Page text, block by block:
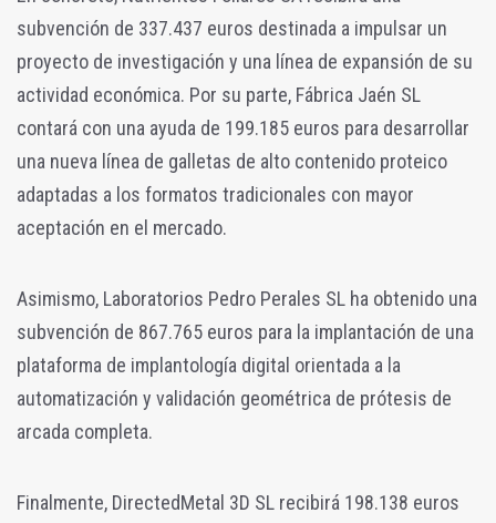
subvención de 337.437 euros destinada a impulsar un
proyecto de investigación y una línea de expansión de su
actividad económica. Por su parte, Fábrica Jaén SL
contará con una ayuda de 199.185 euros para desarrollar
una nueva línea de galletas de alto contenido proteico
adaptadas a los formatos tradicionales con mayor
aceptación en el mercado.
Asimismo, Laboratorios Pedro Perales SL ha obtenido una
subvención de 867.765 euros para la implantación de una
plataforma de implantología digital orientada a la
automatización y validación geométrica de prótesis de
arcada completa.
Finalmente, DirectedMetal 3D SL recibirá 198.138 euros